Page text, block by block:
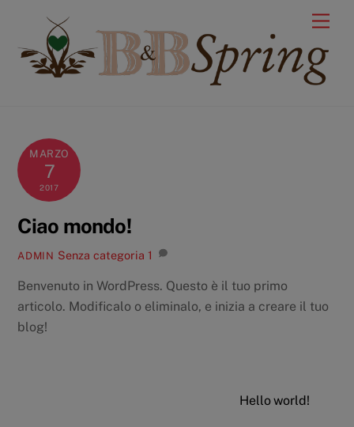
content
MARZO
7
2017
Ciao mondo!
ADMIN Senza categoria 1
Benvenuto in WordPress. Questo è il tuo primo
articolo. Modificalo o eliminalo, e inizia a creare il tuo
blog!
Hello world!